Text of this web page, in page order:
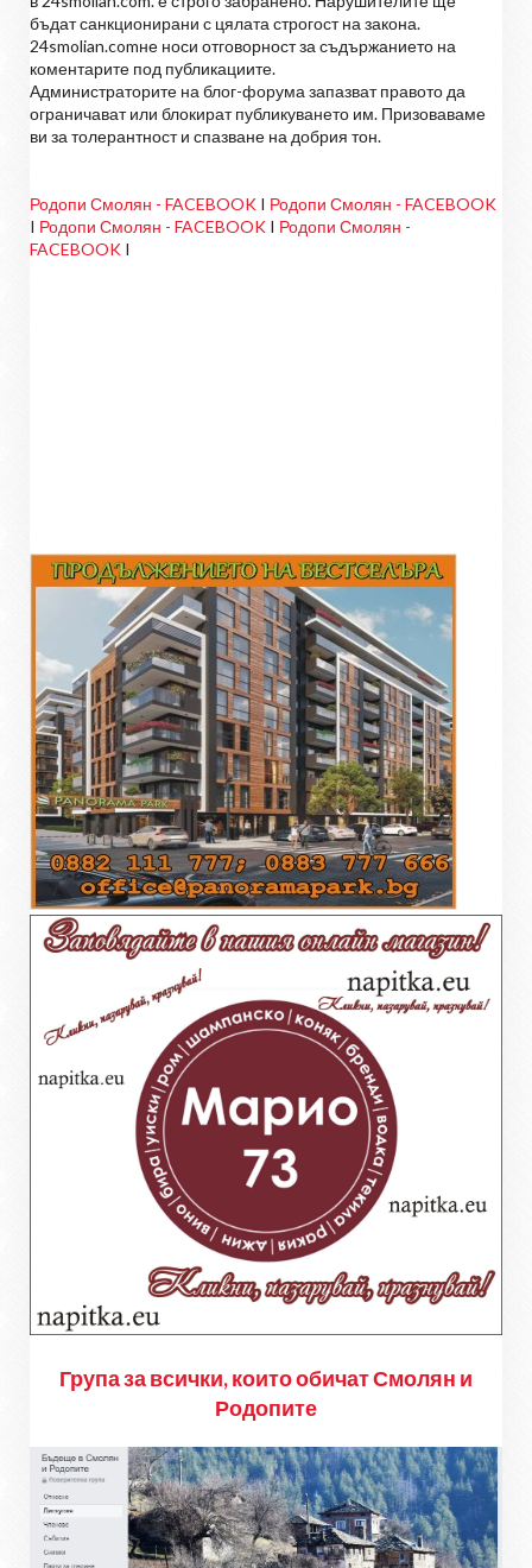
бъдат санкционирани с цялата строгост на закона.
24smolian.comне носи отговорност за съдържанието на
коментарите под публикациите.
Администраторите на блог-форума запазват правото да
ограничават или блокират публикуването им. Призоваваме
ви за толерантност и спазване на добрия тон.
Родопи Смолян - FACEBOOK I Родопи Смолян - FACEBOOK
I Родопи Смолян - FACEBOOK I Родопи Смолян -
FACEBOOK I
Група за всички, които обичат Смолян и
Родопите